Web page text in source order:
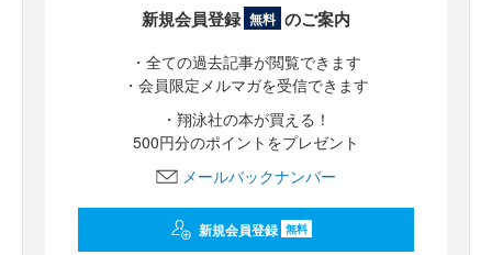
新規会員登録 無料 のご案内
・全ての過去記事が閲覧できます
・会員限定メルマガを受信できます
・翔泳社の本が買える！
500円分のポイントをプレゼント
メールバックナンバー
新規会員登録 無料